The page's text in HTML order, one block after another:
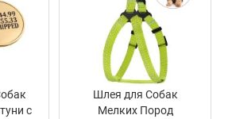
с
Шлея для Собак
Мелких Пород